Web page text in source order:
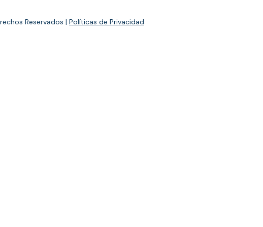
Reservados | Políticas de Privacidad